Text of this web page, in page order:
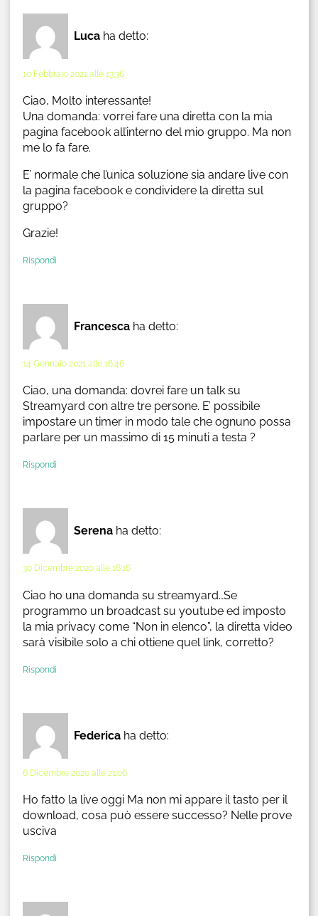
Luca ha detto:
10 Febbraio 2021 alle 13:36
Ciao, Molto interessante!
Una domanda: vorrei fare una diretta con la mia
pagina facebook all’interno del mio gruppo. Ma non
me lo fa fare.
E’ normale che l’unica soluzione sia andare live con
la pagina facebook e condividere la diretta sul
gruppo?
Grazie!
Rispondi
Francesca ha detto:
14 Gennaio 2021 alle 16:46
Ciao, una domanda: dovrei fare un talk su
Streamyard con altre tre persone. E’ possibile
impostare un timer in modo tale che ognuno possa
parlare per un massimo di 15 minuti a testa ?
Rispondi
Serena ha detto:
30 Dicembre 2020 alle 16:16
Ciao ho una domanda su streamyard…Se
programmo un broadcast su youtube ed imposto
la mia privacy come “Non in elenco”, la diretta video
sarà visibile solo a chi ottiene quel link, corretto?
Rispondi
Federica ha detto:
6 Dicembre 2020 alle 21:06
Ho fatto la live oggi Ma non mi appare il tasto per il
download, cosa può essere successo? Nelle prove
usciva
Rispondi